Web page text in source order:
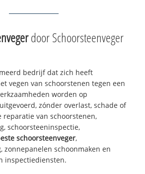
door Schoorsteenveger
bedrijf dat zich heeft
vegen van schoorstenen tegen een
worden op
zónder overlast, schade of
reparatie van schoorstenen,
schoorsteeninspectie,
schoorsteenveger,
zonnepanelen schoonmaken en
inspectiediensten.